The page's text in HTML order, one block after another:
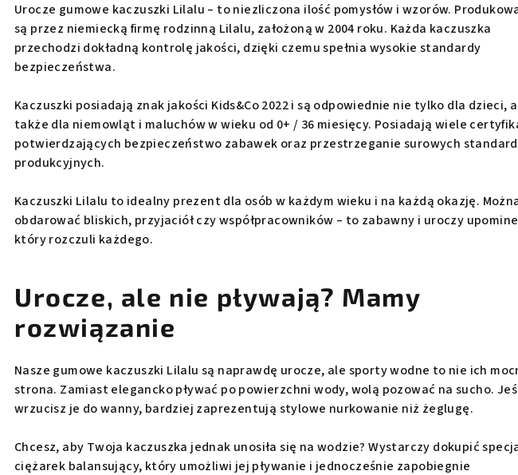
Urocze gumowe kaczuszki Lilalu – to niezliczona ilość pomysłów i wzorów.
są przez niemiecką firmę rodzinną Lilalu, założoną w 2004 roku. Każda kaczuszka
przechodzi dokładną kontrolę jakości, dzięki czemu spełnia wysokie standardy
bezpieczeństwa.
Kaczuszki posiadają znak jakości Kids&Co 2022 i są odpowiednie nie tylko dla dzieci,
także dla niemowląt i maluchów w wieku od 0+ / 36 miesięcy. Posiadają wiele
potwierdzających bezpieczeństwo zabawek oraz przestrzeganie surowych
produkcyjnych.
Kaczuszki Lilalu to idealny prezent dla osób w każdym wieku i na każdą okazję.
obdarować bliskich, przyjaciół czy współpracowników – to zabawny i uroczy
który rozczuli każdego.
Urocze, ale nie pływają? Mamy
rozwiązanie
Nasze gumowe kaczuszki Lilalu są naprawdę urocze, ale sporty wodne to nie ich
strona. Zamiast elegancko pływać po powierzchni wody, wolą pozować na sucho.
wrzucisz je do wanny, bardziej zaprezentują stylowe nurkowanie niż żeglugę.
Chcesz, aby Twoja kaczuszka jednak unosiła się na wodzie? Wystarczy dokupić
ciężarek balansujący, który umożliwi jej pływanie i jednocześnie zapobiegnie